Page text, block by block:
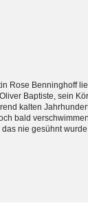
Rose Benninghoff
Baptiste, sein
kalten
bald
nie gesühnt